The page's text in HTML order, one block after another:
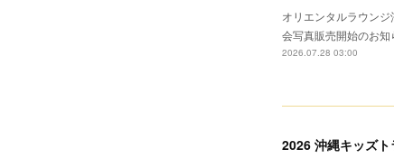
オリエンタルラウン
会写真販売開始のお
2026.07.28 03:00
2026 沖縄キッズ